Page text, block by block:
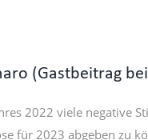
(Gastbeitrag bei
2022 viele
für 2023 abgeben zu